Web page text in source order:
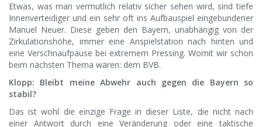
Etwas, was man vermutlich relativ sicher sehen wird, sind tiefe
Innenverteidiger und ein sehr oft ins Aufbauspiel eingebundener
Manuel Neuer. Diese geben den Bayern, unabhängig von der
Zirkulationshöhe, immer eine Anspielstation nach hinten und
eine Verschnaufpause bei extremem Pressing. Womit wir schon
beim nächsten Thema wären: dem BVB.
Klopp: Bleibt meine Abwehr auch gegen die Bayern so
stabil?
Das ist wohl die einzige Frage in dieser Liste, die nicht nach
einer Antwort durch eine Veränderung oder eine taktische